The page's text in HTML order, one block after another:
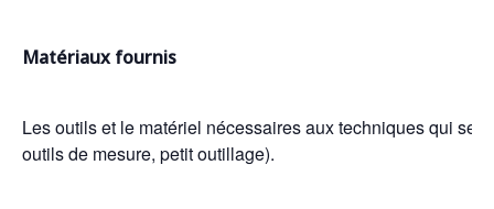
Matériaux fournis
Les outils et le matériel nécessaires aux techniques qui
outils de mesure, petit outillage).